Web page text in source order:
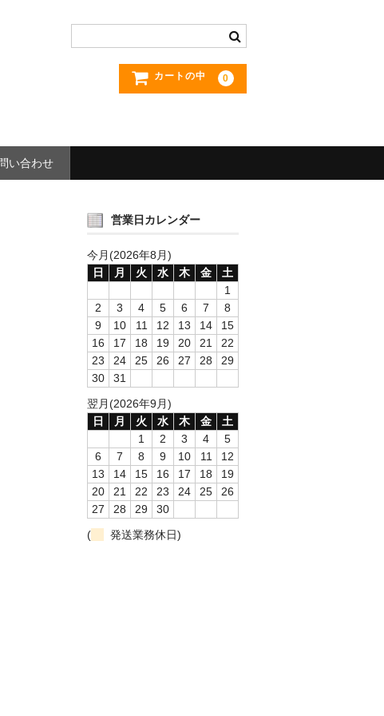
カートの中 0
い合わせ
営業日カレンダー
今月(2026年8月)
日
月 火 水 木 金
土
1
2
3 4 5 6 7
8
9
10 11 12 13 14
15
16
17 18 19 20 21
22
23
24 25 26 27 28
29
30
31
翌月(2026年9月)
日
月 火 水 木 金
土
1
2 3 4
5
6
7 8 9 10 11
12
13
14 15 16 17 18
19
20
21 22 23 24 25
26
27
28 29
30
(
発送業務休日)